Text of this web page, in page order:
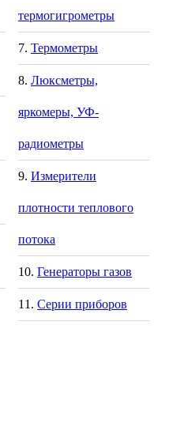
термогигрометры
Термометры
Люксметры,
яркомеры, УФ-
радиометры
Измерители
плотности теплового
потока
Генераторы газов
Серии приборов